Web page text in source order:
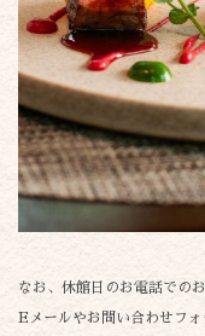
なお、休館日のお電話での
Eメールやお問い合わせフ